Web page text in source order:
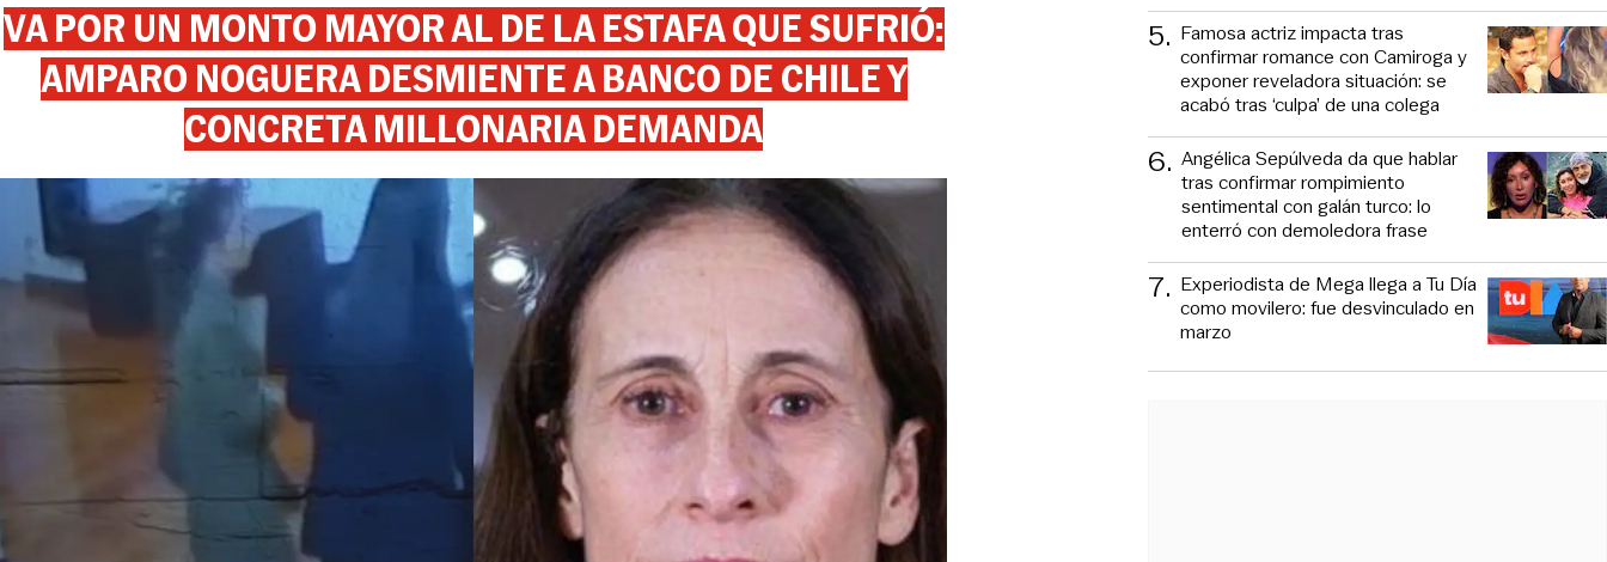
VA POR UN MONTO MAYOR AL DE LA ESTAFA QUE SUFRIÓ:
AMPARO NOGUERA DESMIENTE A BANCO DE CHILE Y
CONCRETA MILLONARIA DEMANDA
5. Famosa actriz impacta tras
confirmar romance con Camiroga y
exponer reveladora situación: se
acabó tras ‘culpa’ de una colega
6. Angélica Sepúlveda da que hablar
tras confirmar rompimiento
sentimental con galán turco: lo
enterró con demoledora frase
7. Experiodista de Mega llega a Tu Día
como movilero: fue desvinculado en
marzo